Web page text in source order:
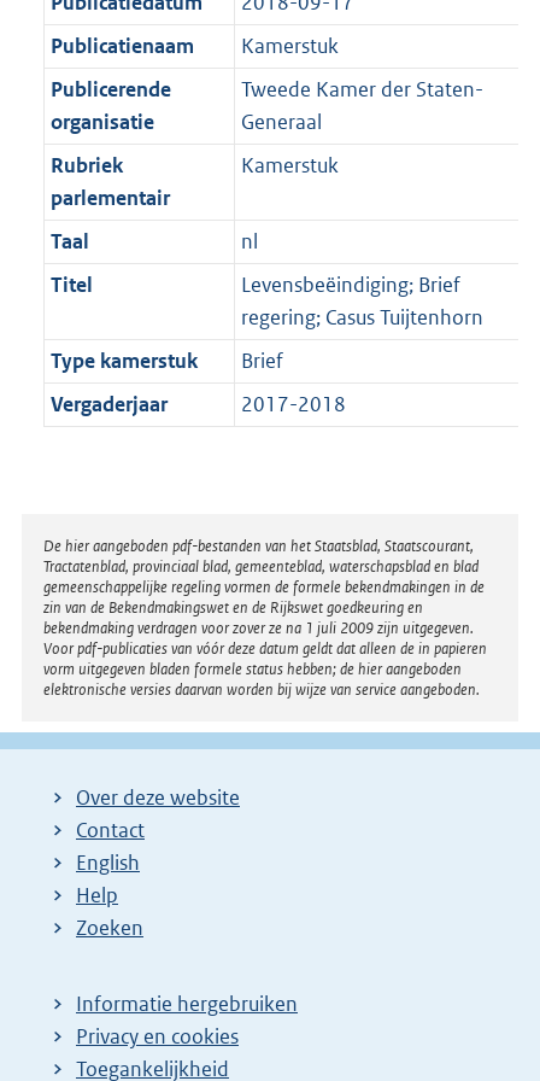
Publicatienaam
Kamerstuk
Publicerende
organisatie
Tweede Kamer der Staten-
Generaal
Rubriek
parlementair
Kamerstuk
Taal
nl
Titel
Levensbeëindiging; Brief
regering; Casus Tuijtenhorn
Type kamerstuk
Brief
Vergaderjaar
2017-2018
Disclaimer
De hier aangeboden pdf-bestanden van het Staatsblad, Staatscourant,
Tractatenblad, provinciaal blad, gemeenteblad, waterschapsblad en blad
gemeenschappelijke regeling vormen de formele bekendmakingen in de
zin van de Bekendmakingswet en de Rijkswet goedkeuring en
bekendmaking verdragen voor zover ze na 1 juli 2009 zijn uitgegeven.
Voor pdf-publicaties van vóór deze datum geldt dat alleen de in papieren
vorm uitgegeven bladen formele status hebben; de hier aangeboden
elektronische versies daarvan worden bij wijze van service aangeboden.
Over deze website
Contact
English
Help
Zoeken
Informatie hergebruiken
Privacy en cookies
Toegankelijkheid